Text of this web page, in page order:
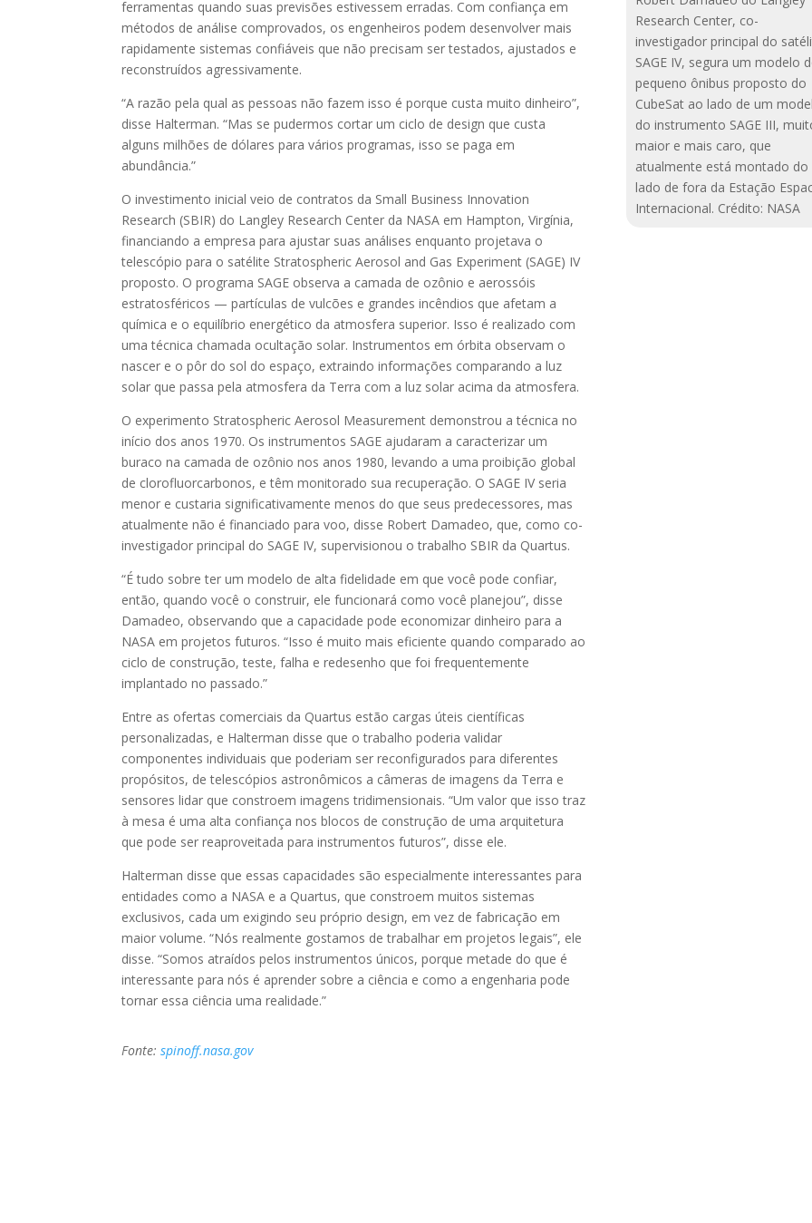
ferramentas quando suas previsões estivessem erradas. Com confiança em
métodos de análise comprovados, os engenheiros podem desenvolver mais
rapidamente sistemas confiáveis ​​que não precisam ser testados, ajustados e
reconstruídos agressivamente.
“A razão pela qual as pessoas não fazem isso é porque custa muito dinheiro”,
disse Halterman. “Mas se pudermos cortar um ciclo de design que custa
alguns milhões de dólares para vários programas, isso se paga em
abundância.”
O investimento inicial veio de contratos da Small Business Innovation
Research (SBIR) do Langley Research Center da NASA em Hampton, Virgínia,
financiando a empresa para ajustar suas análises enquanto projetava o
telescópio para o satélite Stratospheric Aerosol and Gas Experiment (SAGE) IV
proposto. O programa SAGE observa a camada de ozônio e aerossóis
estratosféricos — partículas de vulcões e grandes incêndios que afetam a
química e o equilíbrio energético da atmosfera superior. Isso é realizado com
uma técnica chamada ocultação solar. Instrumentos em órbita observam o
nascer e o pôr do sol do espaço, extraindo informações comparando a luz
solar que passa pela atmosfera da Terra com a luz solar acima da atmosfera.
O experimento Stratospheric Aerosol Measurement demonstrou a técnica no
início dos anos 1970. Os instrumentos SAGE ajudaram a caracterizar um
buraco na camada de ozônio nos anos 1980, levando a uma proibição global
de clorofluorcarbonos, e têm monitorado sua recuperação. O SAGE IV seria
menor e custaria significativamente menos do que seus predecessores, mas
atualmente não é financiado para voo, disse Robert Damadeo, que, como co-
investigador principal do SAGE IV, supervisionou o trabalho SBIR da Quartus.
“É tudo sobre ter um modelo de alta fidelidade em que você pode confiar,
então, quando você o construir, ele funcionará como você planejou”, disse
Damadeo, observando que a capacidade pode economizar dinheiro para a
NASA em projetos futuros. “Isso é muito mais eficiente quando comparado ao
ciclo de construção, teste, falha e redesenho que foi frequentemente
implantado no passado.”
Entre as ofertas comerciais da Quartus estão cargas úteis científicas
personalizadas, e Halterman disse que o trabalho poderia validar
componentes individuais que poderiam ser reconfigurados para diferentes
propósitos, de telescópios astronômicos a câmeras de imagens da Terra e
sensores lidar que constroem imagens tridimensionais. “Um valor que isso traz
à mesa é uma alta confiança nos blocos de construção de uma arquitetura
que pode ser reaproveitada para instrumentos futuros”, disse ele.
Halterman disse que essas capacidades são especialmente interessantes para
entidades como a NASA e a Quartus, que constroem muitos sistemas
exclusivos, cada um exigindo seu próprio design, em vez de fabricação em
maior volume. “Nós realmente gostamos de trabalhar em projetos legais”, ele
disse. “Somos atraídos pelos instrumentos únicos, porque metade do que é
interessante para nós é aprender sobre a ciência e como a engenharia pode
tornar essa ciência uma realidade.”
Research Center, co-
investigador principal do
SAGE IV, segura um modelo
pequeno ônibus proposto do
CubeSat ao lado de um
do instrumento SAGE III,
maior e mais caro, que
atualmente está montado do
lado de fora da Estação
Internacional. Crédito: NASA
Fonte:spinoff.nasa.gov